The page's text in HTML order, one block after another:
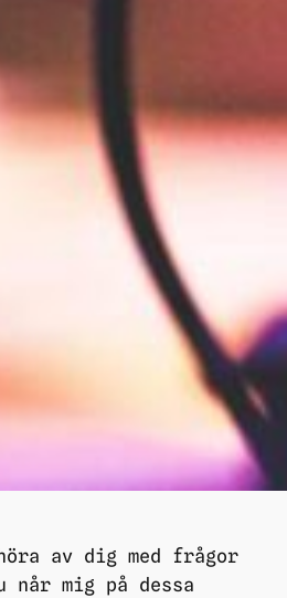
av dig med frågor
når mig på dessa